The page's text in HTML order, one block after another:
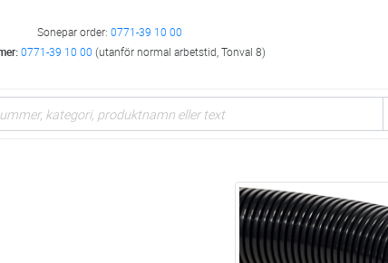
Sonepar order: 0771-39 10 00
0771-39 10 00 (utanför normal arbetstid, Tonval 8)